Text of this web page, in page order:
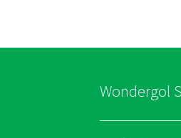
Wondergol